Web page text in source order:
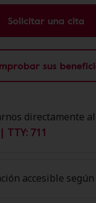
Solicitar una cita
sus
directamente al
TTY: 711
accesible según